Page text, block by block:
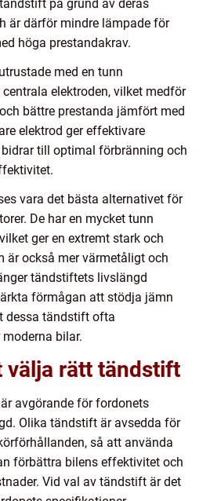
på grund av deras
är därför mindre lämpade för
höga prestandakrav.
med en tunn
elektroden, vilket medför
bättre prestanda jämfört med
elektrod ger effektivare
till optimal förbränning och
vara det bästa alternativet för
De har en mycket tunn
ger en extremt stark och
är också mer värmetåligt och
tändstiftets livslängd
förmågan att stödja jämn
dessa tändstift ofta
bilar.
välja rätt tändstift
avgörande för fordonets
Olika tändstift är avsedda för
så att använda
förbättra bilens effektivitet och
Vid val av tändstift är det